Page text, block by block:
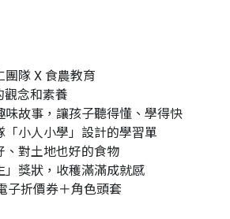
團隊 X 食農教育
觀念和素養
味故事，讓孩子聽得懂、學得快
「小人小學」設計的學習單
、對土地也好的食物
」獎狀，收穫滿滿成就感
子折價券＋角色頭套